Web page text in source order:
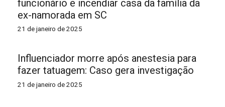
funcionário e incendiar casa da família da
ex-namorada em SC
21 de janeiro de 2025
Influenciador morre após anestesia para
fazer tatuagem: Caso gera investigação
21 de janeiro de 2025